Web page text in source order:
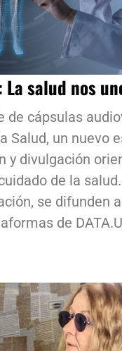
salud nos
de cápsulas
Salud, un nuevo
y divulgación
de la
se difunden
de